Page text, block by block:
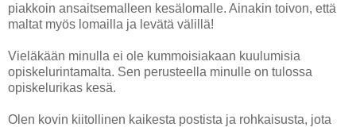
piakkoin ansaitsemalleen kesälomalle. Ainakin toivon, että
maltat myös lomailla ja levätä välillä!
Vieläkään minulla ei ole kummoisiakaan kuulumisia
opiskelurintamalta. Sen perusteella minulle on tulossa
opiskelurikas kesä.
Olen kovin kiitollinen kaikesta postista ja rohkaisusta, jota